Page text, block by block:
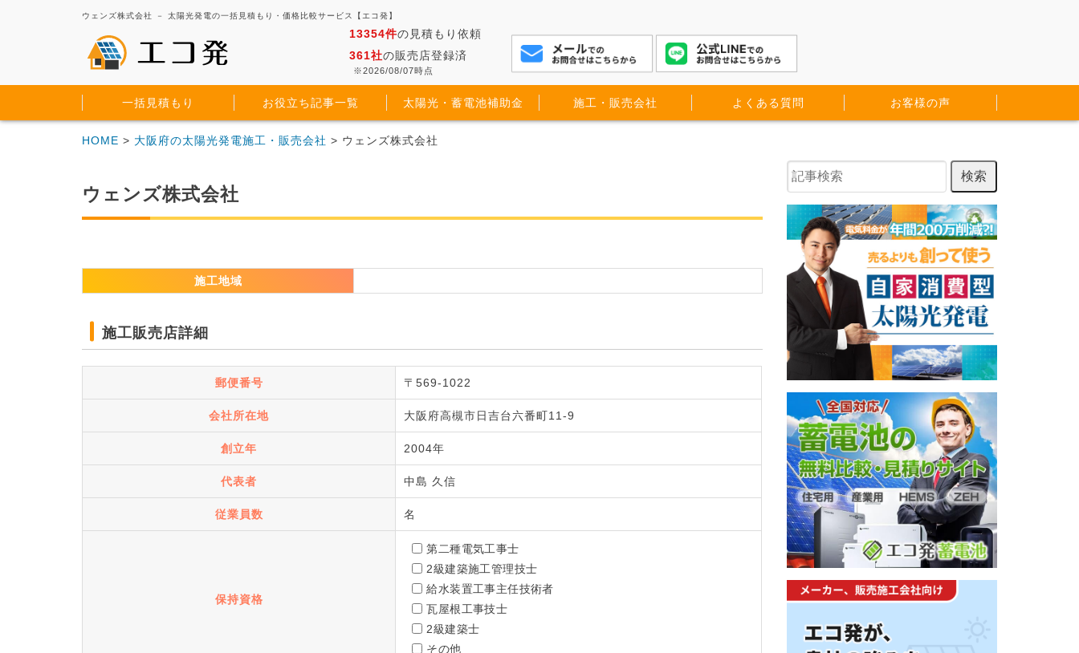
ウェンズ株式会社 － 太陽光発電の一括見積もり・価格比較サービス【エコ発】
13354件の見積もり依頼
361社の販売店登録済
※2026/08/07時点
一括見積もり お役立ち記事一覧 太陽光・蓄電池補助金 施工・販売会社 よくある質問 お客様の声
HOME > 大阪府の太陽光発電施工・販売会社 > ウェンズ株式会社
ウェンズ株式会社
施工地域
施工販売店詳細
郵便番号 〒569-1022
会社所在地 大阪府高槻市日吉台六番町11-9
創立年 2004年
代表者 中島 久信
従業員数 名
保持資格
第二種電気工事士
2級建築施工管理技士
給水装置工事主任技術者
瓦屋根工事技士
2級建築士
その他